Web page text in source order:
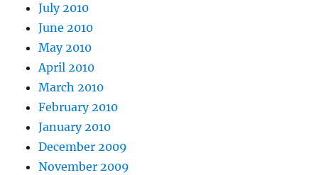
July 2010
June 2010
May 2010
April 2010
March 2010
February 2010
January 2010
December 2009
November 2009